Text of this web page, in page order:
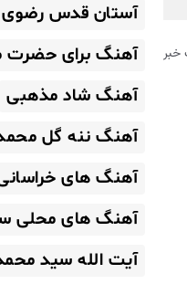
آستان قدس رضوی
آهنگ برای حضرت
آهنگ شاد مذهبی
آهنگ ننه گل
آهنگ های
آهنگ های محلی
آیت الله سید